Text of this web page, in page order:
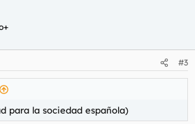
#3
para la sociedad española)